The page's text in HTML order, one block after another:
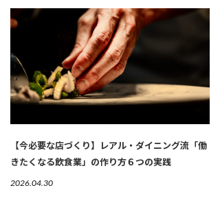
【今必要な店づくり】レアル・ダイニング流「働
きたくなる飲食業」の作り方６つの実践
2026.04.30